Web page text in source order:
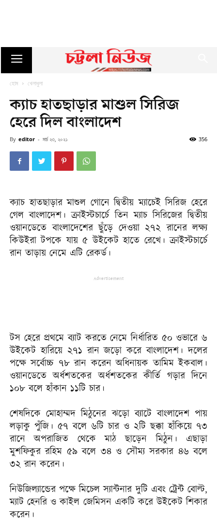
হোম খেলাধুলা
ক্যাচ হাতছাড়ার মাশুল সিরিজ
হেরে দিল বাংলাদেশ
By editor - মার্চ ২৩, ২০২১ 356
ক্যাচ হাতছাড়ার মাশুল গোনে দ্বিতীয় ম্যাচেই সিরিজ হেরে
গেল বাংলাদেশ। ক্রাইস্টচার্চে তিন ম্যাচ সিরিজের দ্বিতীয়
ওয়ানডেতে বাংলাদেশের ছুঁড়ে দেওয়া ২৭২ রানের লক্ষ্য
কিউইরা টপকে যায় ৫ উইকেট হাতে রেখে। ক্রাইস্টচার্চে
রান তাড়ায় নেমে এটি রেকর্ড।
Advertisement
টস হেরে প্রথমে ব্যাট করতে নেমে নির্ধারিত ৫০ ওভারে ৬
উইকেট হারিয়ে ২৭১ রান জড়ো করে বাংলাদেশ। দলের
পক্ষে সর্বোচ্চ ৭৮ রান করেন অধিনায়ক তামিম ইকবাল।
ওয়ানডেতে অর্ধশতকের অর্ধশতকের কীর্তি গড়ার দিনে
১০৮ বলে হাঁকান ১১টি চার।
শেষদিকে মোহাম্মদ মিঠুনের ঝড়ো ব্যাটে বাংলাদেশ পায়
লড়াকু পুঁজি। ৫৭ বলে ৬টি চার ও ২টি ছক্কা হাঁকিয়ে ৭৩
রানে অপরাজিত থেকে মাঠ ছাড়েন মিঠুন। এছাড়া
মুশফিকুর রহিম ৫৯ বলে ৩৪ ও সৌম্য সরকার ৪৬ বলে
৩২ রান করেন।
নিউজিল্যান্ডের পক্ষে মিচেল স্যান্টনার দুটি এবং ট্রেন্ট বোল্ট,
ম্যাট হেনরি ও কাইল জেমিসন একটি করে উইকেট শিকার
করেন।